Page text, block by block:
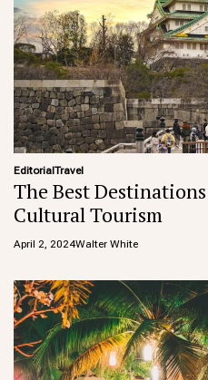
EditorialTravel
The Best
Cultural Tourism
April 2, 2024Walter White